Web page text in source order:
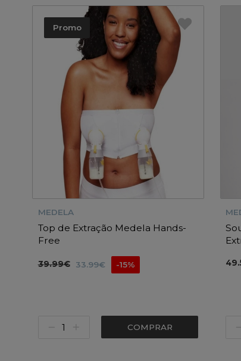
Promo
MEDELA
Top de Extração Medela Hands-
Free
39.99€ 33.99€ -15%
COMPRAR